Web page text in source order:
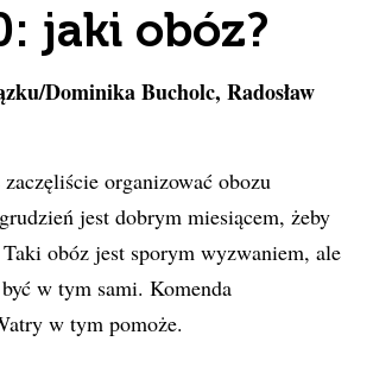
jaki obóz?
Dominika Bucholc, Radosław
organizować obozu
jest dobrym miesiącem, żeby
obóz jest sporym wyzwaniem, ale
w tym sami. Komenda
w tym pomoże.